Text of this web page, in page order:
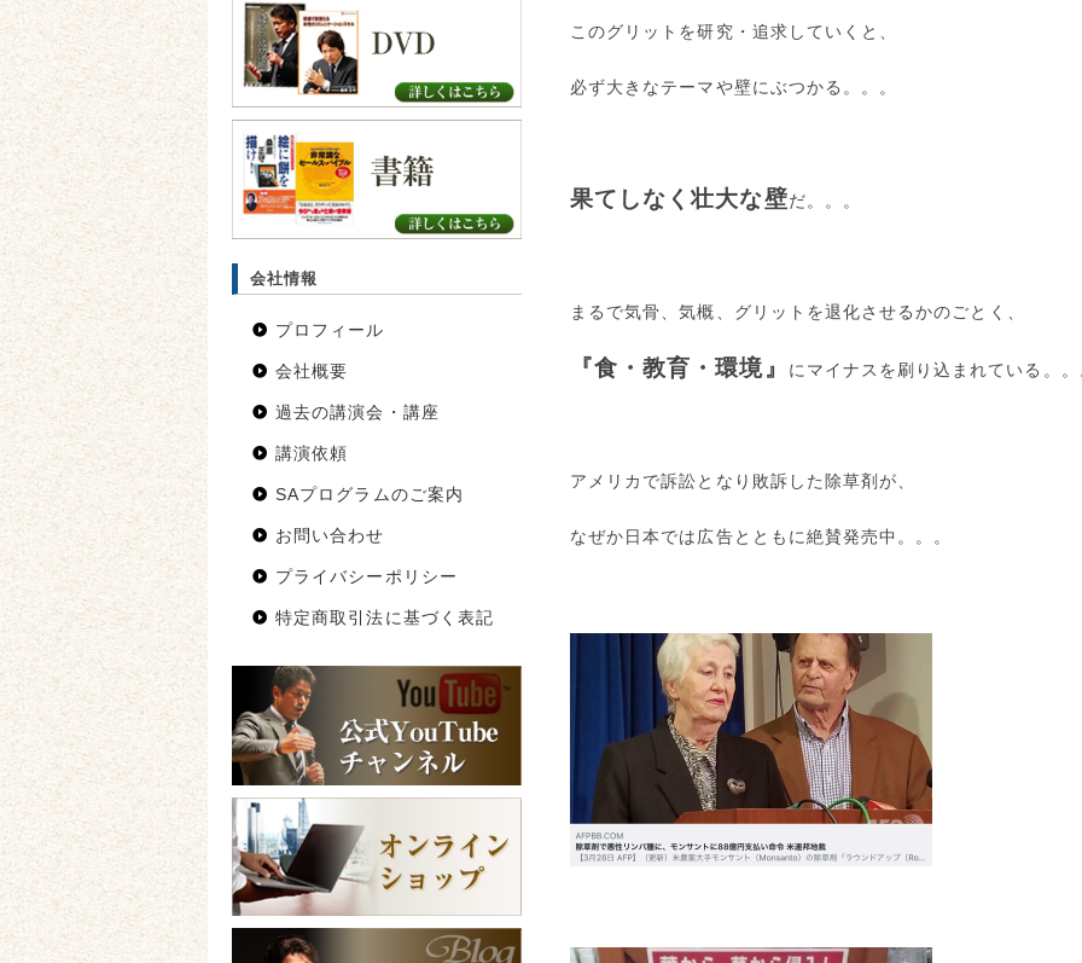
このグリットを研究・追求していくと、
必ず大きなテーマや壁にぶつかる。。。
果てしなく壮大な壁だ。。。
まるで気骨、気概、グリットを退化させるかのごとく、
『食・教育・環境』 にマイナスを刷り込まれている。
アメリカで訴訟となり敗訴した除草剤が、
なぜか日本では広告とともに絶賛発売中。。。
会社情報
プロフィール
会社概要
過去の講演会・講座
講演依頼
SAプログラムのご案内
お問い合わせ
プライバシーポリシー
特定商取引法に基づく表記